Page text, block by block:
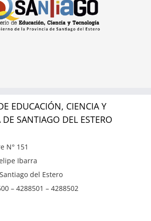
EDUCACIÓN, CIENCIA Y
SANTIAGO DEL ESTERO
N° 151
Ibarra
del Estero
– 4288501 – 4288502